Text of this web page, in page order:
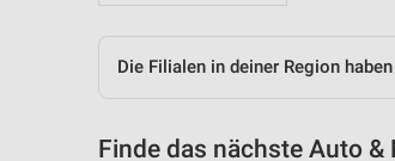
Die Filialen in deiner Region
Finde das nächste Auto